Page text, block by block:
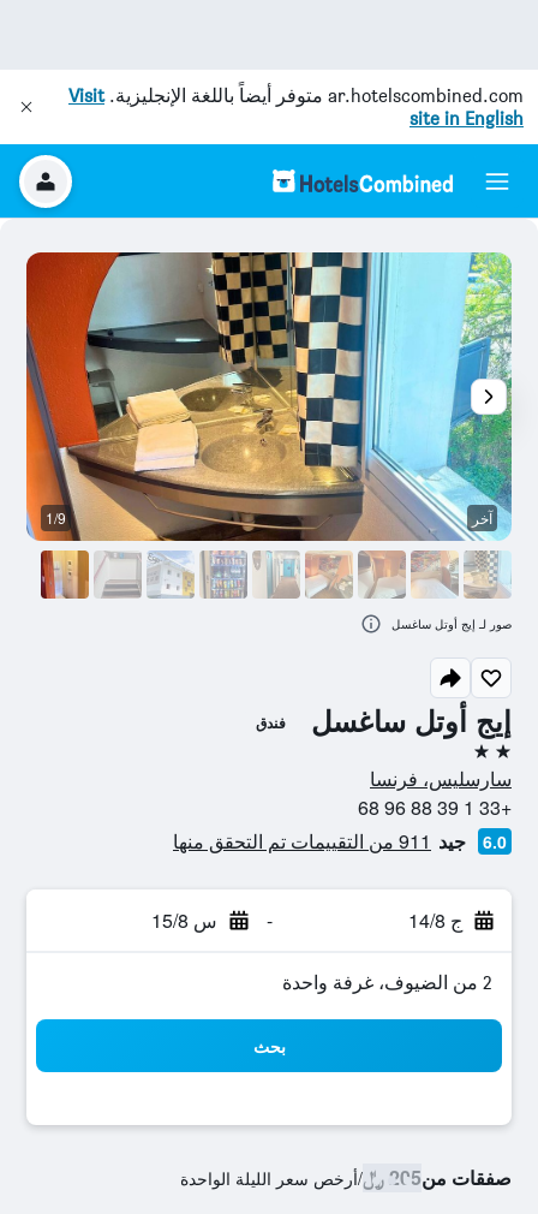
ar.hotelscombined.com متوفر أيضاً باللغة الإنجليزية.Visit
site in English
إيج أوتل ساغسل فندق
2 نجمتين
سارسليس، فرنسا
+33 1 39 88 96 68
6.0 جيد 911 من التقييمات تم التحقق منها
ج 14/8 - س 15/8
2 من الضيوف، غرفة واحدة
بحث
صفقات من205 ﷼ /أرخص سعر الليلة الواحدة
آخر 1/9
صور لـ إيج أوتل ساغسل